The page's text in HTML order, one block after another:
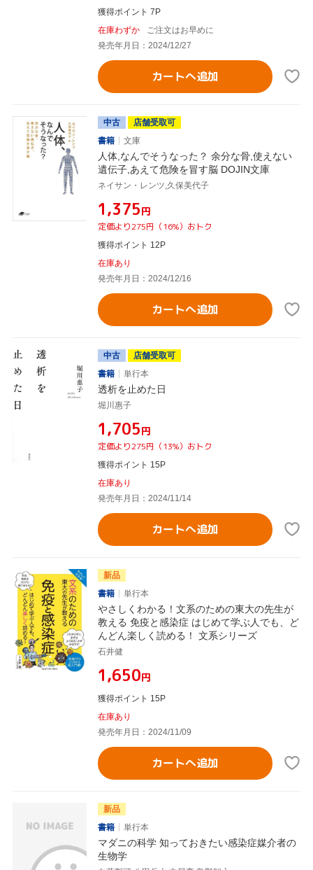
獲得ポイント 7P
在庫わずか
ご注文はお早めに
発売年月日：2024/12/27
カートへ追加
中古
店舗受取可
書籍
文庫
人体,なんでそうなった？ 余分な骨,使えない
遺伝子,あえて危険を冒す脳 DOJIN文庫
ネイサン・レンツ,久保美代子
¥1,375円
定価より275円（16%）おトク
獲得ポイント 12P
在庫あり
発売年月日：2024/12/16
カートへ追加
中古
店舗受取可
書籍
単行本
透析を止めた日
堀川惠子
¥1,705円
定価より275円（13%）おトク
獲得ポイント 15P
在庫あり
発売年月日：2024/11/14
カートへ追加
新品
書籍
単行本
やさしくわかる！文系のための東大の先生が
教える 免疫と感染症 はじめて学ぶ人でも、ど
んどん楽しく読める！ 文系シリーズ
石井健
¥1,650円
獲得ポイント 15P
在庫あり
発売年月日：2024/11/09
カートへ追加
新品
書籍
単行本
マダニの科学 知っておきたい感染症媒介者の
生物学